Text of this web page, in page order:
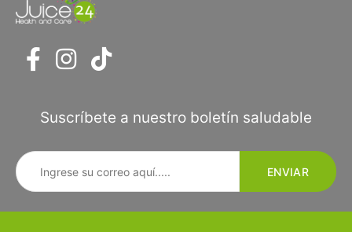
Suscríbete a nuestro boletín saludable